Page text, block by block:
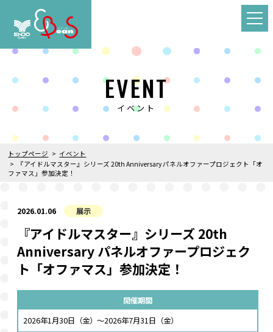
EVENT
イベント
トップページ
イベント
『アイドルマスター』シリーズ 20th Anniversary パネルオファープロジェクト「オ
ファマス」参加決定！
2026.01.06 展示
『アイドルマスター』シリーズ 20th
Anniversary パネルオファープロジェク
ト「オファマス」参加決定！
開催期間
2026年1月30日（金）～2026年7月31日（金）